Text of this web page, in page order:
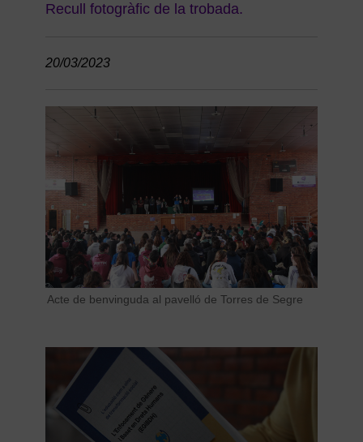
Recull fotogràfic de la trobada.
20/03/2023
Acte de benvinguda al pavelló de Torres de Segre